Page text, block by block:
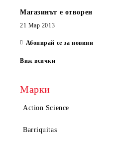
Магазинът е отворен
21 Мар 2013
Абонирай се за новини
Виж всички
Марки
Action Science
Barriquitas